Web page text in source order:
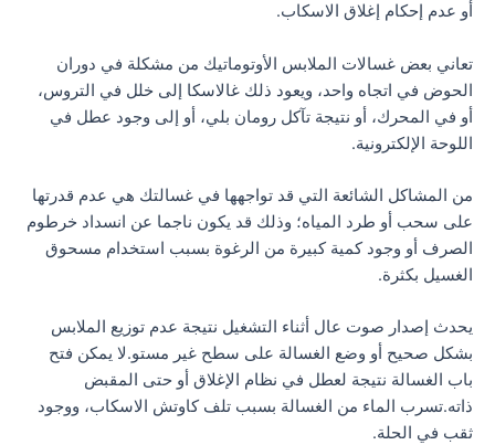
أو عدم إحكام إغلاق الاسكاب.
تعاني بعض غسالات الملابس الأوتوماتيك من مشكلة في دوران
الحوض في اتجاه واحد، ويعود ذلك غالاسكا إلى خلل في التروس،
أو في المحرك، أو نتيجة تآكل رومان بلي، أو إلى وجود عطل في
اللوحة الإلكترونية.
من المشاكل الشائعة التي قد تواجهها في غسالتك هي عدم قدرتها
على سحب أو طرد المياه؛ وذلك قد يكون ناجما عن انسداد خرطوم
الصرف أو وجود كمية كبيرة من الرغوة بسبب استخدام مسحوق
الغسيل بكثرة.
يحدث إصدار صوت عال أثناء التشغيل نتيجة عدم توزيع الملابس
بشكل صحيح أو وضع الغسالة على سطح غير مستو.لا يمكن فتح
باب الغسالة نتيجة لعطل في نظام الإغلاق أو حتى المقبض
ذاته.تسرب الماء من الغسالة بسبب تلف كاوتش الاسكاب، ووجود
ثقب في الحلة.